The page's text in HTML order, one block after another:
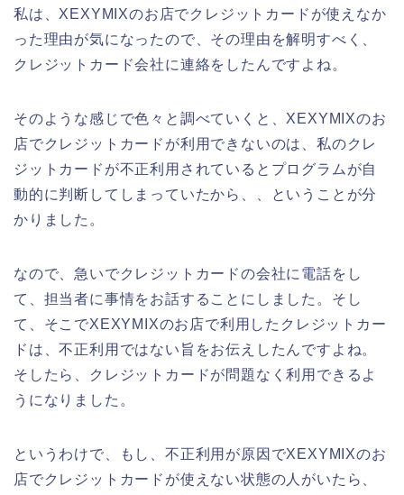
私は、XEXYMIXのお店でクレジットカードが使えなか
った理由が気になったので、その理由を解明すべく、
クレジットカード会社に連絡をしたんですよね。
そのような感じで色々と調べていくと、XEXYMIXのお
店でクレジットカードが利用できないのは、私のクレ
ジットカードが不正利用されているとプログラムが自
動的に判断してしまっていたから、、ということが分
かりました。
なので、急いでクレジットカードの会社に電話をし
て、担当者に事情をお話することにしました。そし
て、そこでXEXYMIXのお店で利用したクレジットカー
ドは、不正利用ではない旨をお伝えしたんですよね。
そしたら、クレジットカードが問題なく利用できるよ
うになりました。
というわけで、もし、不正利用が原因でXEXYMIXのお
店でクレジットカードが使えない状態の人がいたら、